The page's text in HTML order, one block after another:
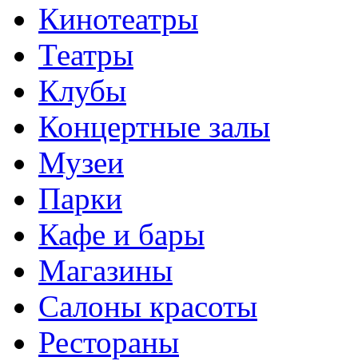
Кинотеатры
Театры
Клубы
Концертные залы
Музеи
Парки
Кафе и бары
Магазины
Салоны красоты
Рестораны